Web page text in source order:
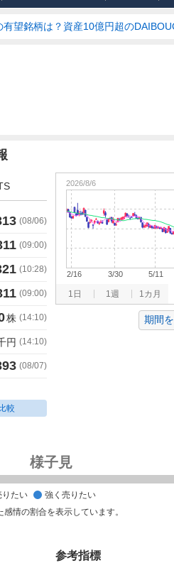
望銘柄は？資産10億円超の
(08/06)
(09:00)
(10:28)
(09:00)
株 (14:10)
円 (14:10)
(08/07)
較
1日 1週 1カ月
2/16 3/30 5/11
2026/8/6
期間
様子見
りたい
強く売りたい
情の割合を表示しています。
参考指標